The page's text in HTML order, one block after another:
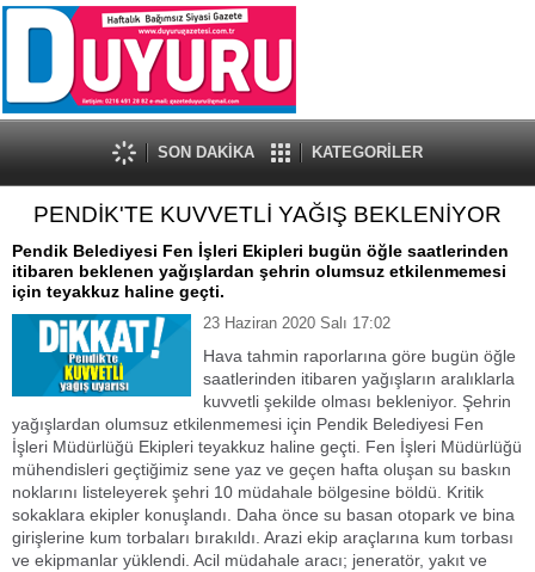
SON DAKİKA KATEGORİLER
PENDİK'TE KUVVETLİ YAĞIŞ BEKLENİYOR
Pendik Belediyesi Fen İşleri Ekipleri bugün öğle saatlerinden
itibaren beklenen yağışlardan şehrin olumsuz etkilenmemesi
için teyakkuz haline geçti.
23 Haziran 2020 Salı 17:02
Hava tahmin raporlarına göre bugün öğle
saatlerinden itibaren yağışların aralıklarla
kuvvetli şekilde olması bekleniyor. Şehrin
yağışlardan olumsuz etkilenmemesi için Pendik Belediyesi Fen
İşleri Müdürlüğü Ekipleri teyakkuz haline geçti. Fen İşleri Müdürlüğü
mühendisleri geçtiğimiz sene yaz ve geçen hafta oluşan su baskın
noklarını listeleyerek şehri 10 müdahale bölgesine böldü. Kritik
sokaklara ekipler konuşlandı. Daha önce su basan otopark ve bina
girişlerine kum torbaları bırakıldı. Arazi ekip araçlarına kum torbası
ve ekipmanlar yüklendi. Acil müdahale aracı; jeneratör, yakıt ve